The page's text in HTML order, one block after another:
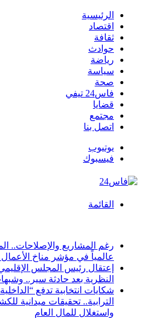
الرئيسية
اقتصاد
ثقافة
حوادث
رياضة
سياسة
صحة
فاس24 تيفي
قضايا
مجتمع
اتصل بنا
يوتيوب
فيسبوك
القائمة
عالمياً في مؤشر مناخ الأعمال
إعتقال رئيس المجلس
النظرية بعد حادثة سير..
شكايات انتخابية تدفع
الترابية.. تحقيقات ميدانية
واستغلال للمال العام